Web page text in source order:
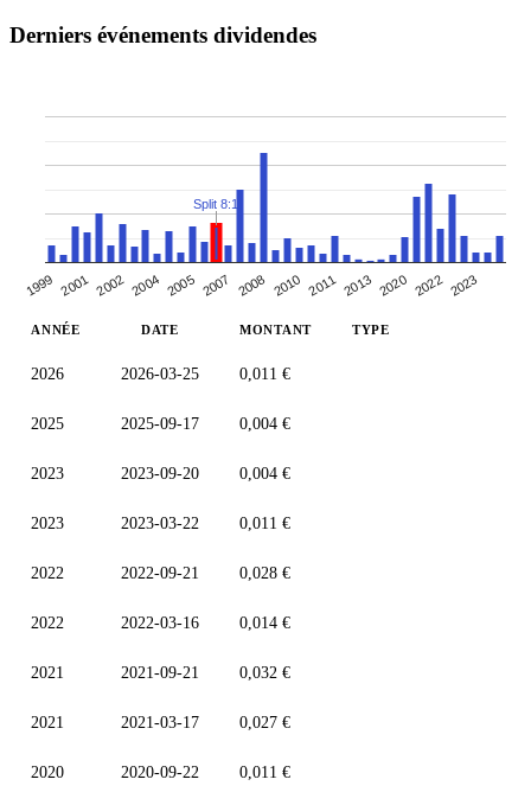
Derniers événements dividendes
1999 2001 2002 2004 2005 2007 2008 2010 2011 2013 2020 2022 2023
Split 8:1
ANNÉE DATE MONTANT TYPE
2026 2026-03-25 0,011 €
2025 2025-09-17 0,004 €
2023 2023-09-20 0,004 €
2023 2023-03-22 0,011 €
2022 2022-09-21 0,028 €
2022 2022-03-16 0,014 €
2021 2021-09-21 0,032 €
2021 2021-03-17 0,027 €
2020 2020-09-22 0,011 €